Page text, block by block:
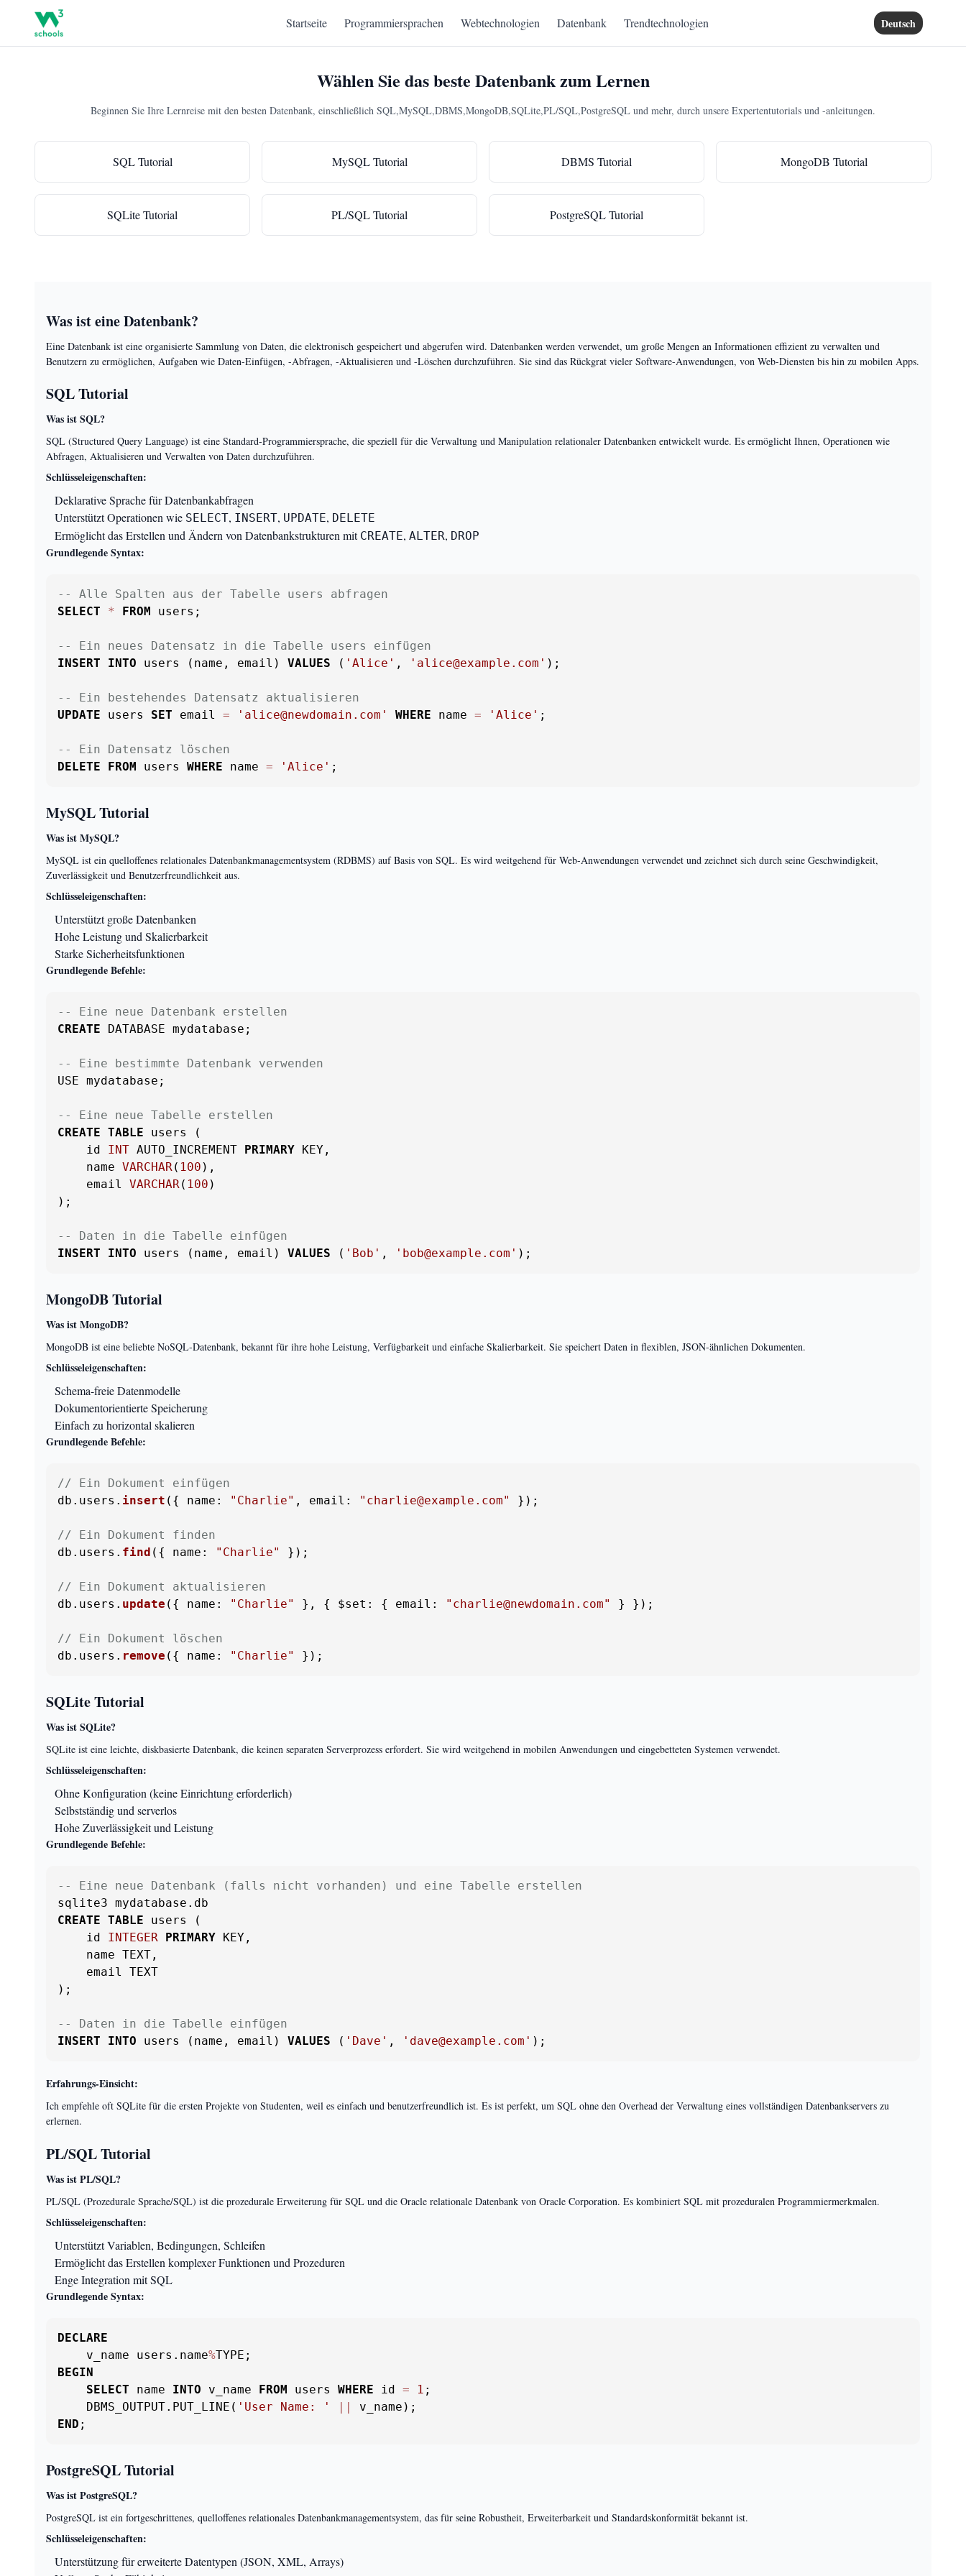
Startseite Programmiersprachen Webtechnologien Datenbank Trendtechnologien Deutsch
Wählen Sie das beste Datenbank zum Lernen
Beginnen Sie Ihre Lernreise mit den besten Datenbank, einschließlich SQL,MySQL,DBMS,MongoDB,SQLite,PL/SQL,PostgreSQL und mehr, durch unsere Expertentutorials und -anleitungen.
SQL Tutorial MySQL Tutorial DBMS Tutorial MongoDB Tutorial
SQLite Tutorial PL/SQL Tutorial PostgreSQL Tutorial
Was ist eine Datenbank?
Eine Datenbank ist eine organisierte Sammlung von Daten, die elektronisch gespeichert und abgerufen wird. Datenbanken werden verwendet, um große Mengen an Informationen effizient zu verwalten und
Benutzern zu ermöglichen, Aufgaben wie Daten-Einfügen, -Abfragen, -Aktualisieren und -Löschen durchzuführen. Sie sind das Rückgrat vieler Software-Anwendungen, von Web-Diensten bis hin zu mobilen Apps.
SQL Tutorial
Was ist SQL?
SQL (Structured Query Language) ist eine Standard-Programmiersprache, die speziell für die Verwaltung und Manipulation relationaler Datenbanken entwickelt wurde. Es ermöglicht Ihnen, Operationen wie
Abfragen, Aktualisieren und Verwalten von Daten durchzuführen.
Schlüsseleigenschaften:
Deklarative Sprache für Datenbankabfragen
Unterstützt Operationen wie SELECT, INSERT, UPDATE, DELETE
Ermöglicht das Erstellen und Ändern von Datenbankstrukturen mit CREATE, ALTER, DROP
Grundlegende Syntax:
-- Alle Spalten aus der Tabelle users abfragen
SELECT
* FROM users;
-- Ein neues Datensatz in die Tabelle users einfügen
INSERT
INTO users (name, email) VALUES ( 'Alice' , 'alice@example.com' );
-- Ein bestehendes Datensatz aktualisieren
UPDATE users SET email = 'alice@newdomain.com' WHERE name = 'Alice' ;
-- Ein Datensatz löschen
DELETE
FROM users WHERE name = 'Alice' ;
MySQL Tutorial
Was ist MySQL?
MySQL ist ein quelloffenes relationales Datenbankmanagementsystem (RDBMS) auf Basis von SQL. Es wird weitgehend für Web-Anwendungen verwendet und zeichnet sich durch seine Geschwindigkeit,
Zuverlässigkeit und Benutzerfreundlichkeit aus.
Schlüsseleigenschaften:
Unterstützt große Datenbanken
Hohe Leistung und Skalierbarkeit
Starke Sicherheitsfunktionen
Grundlegende Befehle:
-- Eine neue Datenbank erstellen
CREATE DATABASE mydatabase;
-- Eine bestimmte Datenbank verwenden
USE mydatabase;
-- Eine neue Tabelle erstellen
CREATE TABLE users (
    id
INT AUTO_INCREMENT PRIMARY KEY,
    name
VARCHAR( 100 ),
    email
VARCHAR( 100 )
);
-- Daten in die Tabelle einfügen
INSERT
INTO users (name, email) VALUES ( 'Bob' , 'bob@example.com' );
MongoDB Tutorial
Was ist MongoDB?
MongoDB ist eine beliebte NoSQL-Datenbank, bekannt für ihre hohe Leistung, Verfügbarkeit und einfache Skalierbarkeit. Sie speichert Daten in flexiblen, JSON-ähnlichen Dokumenten.
Schlüsseleigenschaften:
Schema-freie Datenmodelle
Dokumentorientierte Speicherung
Einfach zu horizontal skalieren
Grundlegende Befehle:
// Ein Dokument einfügen
db. users . insert ({ name : "Charlie" , email : "charlie@example.com" });
// Ein Dokument finden
db. users . find ({ name : "Charlie" });
// Ein Dokument aktualisieren
db. users . update ({ name : "Charlie" }, { $set : { email : "charlie@newdomain.com" } });
// Ein Dokument löschen
db. users . remove ({ name : "Charlie" });
SQLite Tutorial
Was ist SQLite?
SQLite ist eine leichte, diskbasierte Datenbank, die keinen separaten Serverprozess erfordert. Sie wird weitgehend in mobilen Anwendungen und eingebetteten Systemen verwendet.
Schlüsseleigenschaften:
Ohne Konfiguration (keine Einrichtung erforderlich)
Selbstständig und serverlos
Hohe Zuverlässigkeit und Leistung
Grundlegende Befehle:
-- Eine neue Datenbank (falls nicht vorhanden) und eine Tabelle erstellen
CREATE TABLE users (
    id
INTEGER PRIMARY KEY,
    name TEXT,
    email TEXT
);
-- Daten in die Tabelle einfügen
INSERT
INTO users (name, email) VALUES ( 'Dave' , 'dave@example.com' );
Erfahrungs-Einsicht:
Ich empfehle oft SQLite für die ersten Projekte von Studenten, weil es einfach und benutzerfreundlich ist. Es ist perfekt, um SQL ohne den Overhead der Verwaltung eines vollständigen Datenbankservers zu
erlernen.
PL/SQL Tutorial
Was ist PL/SQL?
PL/SQL (Prozedurale Sprache/SQL) ist die prozedurale Erweiterung für SQL und die Oracle relationale Datenbank von Oracle Corporation. Es kombiniert SQL mit prozeduralen Programmiermerkmalen.
Schlüsseleigenschaften:
Unterstützt Variablen, Bedingungen, Schleifen
Ermöglicht das Erstellen komplexer Funktionen und Prozeduren
Enge Integration mit SQL
Grundlegende Syntax:
DECLARE
    v_name users.name
%
BEGIN
SELECT name INTO v_name FROM users WHERE id = 1 ;
    DBMS_OUTPUT.PUT_LINE(
'User Name: ' ||
END ;
PostgreSQL Tutorial
Was ist PostgreSQL?
PostgreSQL ist ein fortgeschrittenes, quelloffenes relationales Datenbankmanagementsystem, das für seine Robustheit, Erweiterbarkeit und Standardskonformität bekannt ist.
Schlüsseleigenschaften:
Unterstützung für erweiterte Datentypen (JSON, XML, Arrays)